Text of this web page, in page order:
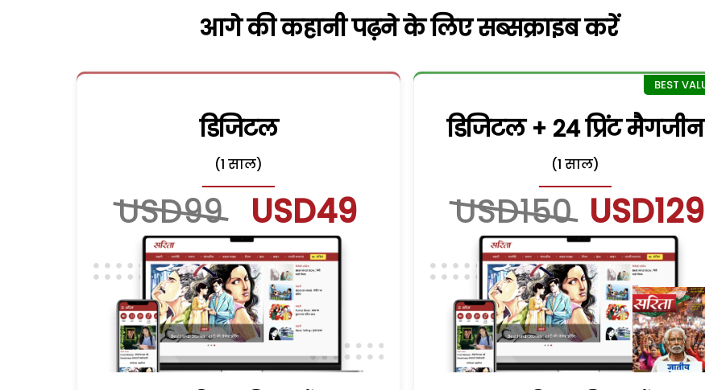
आगे की कहानी पढ़ने के लिए सब्सक्राइब करें
डिजिटल
(1 साल)
USD99 USD49
डिजिटल + 24 प्रिंट मैगजीन
(1 साल)
USD150 USD129